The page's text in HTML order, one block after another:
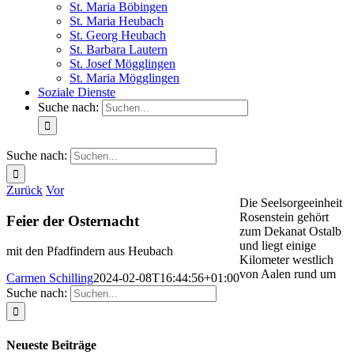
St. Maria Böbingen
St. Maria Heubach
St. Georg Heubach
St. Barbara Lautern
St. Josef Mögglingen
St. Maria Mögglingen
Soziale Dienste
Suche nach:
Suche nach:
Zurück Vor
Feier der Osternacht
mit den Pfadfindern aus Heubach
Carmen Schilling2024-02-08T16:44:56+01:00
Suche nach:
Neueste Beiträge
Die Seelsorgeeinheit
Rosenstein gehört
zum Dekanat Ostalb
und liegt einige
Kilometer westlich
von Aalen rund um